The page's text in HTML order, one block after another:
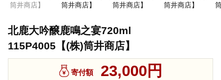
北鹿大吟醸鹿鳴之宴720ml
115P4005【(株)筒井商店】
寄付額 23,000円